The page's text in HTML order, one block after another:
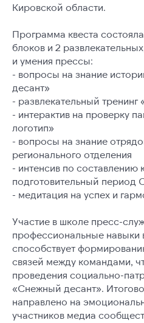
Кировской области.
Программа квеста
блоков и 2
и умения прессы:
- вопросы на знание
десант»
- развлекательный тренинг
- интерактив на проверку
логотип»
- вопросы на знание
регионального отделения
- интенсив по составлению
подготовительный период
- медитация на успех и
Участие в школе пресс-
профессиональные навыки
способствует
связей между командами,
проведения социально-
«Снежный десант».
направлено на
участников медиа